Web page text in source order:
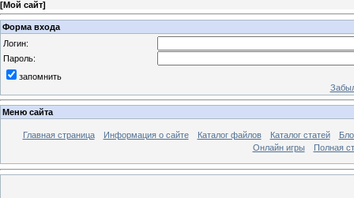
[Мой сайт]
Форма входа
Логин:
Пароль:
запомнить
Меню сайта
Главная страница Информация о сайте Каталог файлов Каталог статей
Онлайн игры
Полная